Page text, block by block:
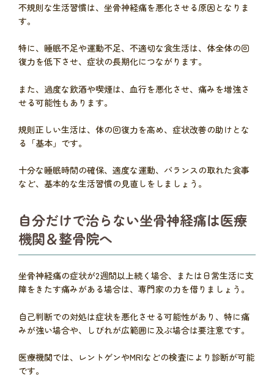
不規則な生活習慣は、坐骨神経痛を悪化させる原因となりま
す。
特に、睡眠不足や運動不足、不適切な食生活は、体全体の回
復力を低下させ、症状の長期化につながります。
また、過度な飲酒や喫煙は、血行を悪化させ、痛みを増強さ
せる可能性もあります。
規則正しい生活は、体の回復力を高め、症状改善の助けとな
る「基本」です。
十分な睡眠時間の確保、適度な運動、バランスの取れた食事
など、基本的な生活習慣の見直しをしましょう。
自分だけで治らない坐骨神経痛は医療
機関＆整骨院へ
坐骨神経痛の症状が2週間以上続く場合、または日常生活に支
障をきたす痛みがある場合は、専門家の力を借りましょう。
自己判断での対処は症状を悪化させる可能性があり、特に痛
みが強い場合や、しびれが広範囲に及ぶ場合は要注意です。
医療機関では、レントゲンやMRIなどの検査により診断が可能
です。